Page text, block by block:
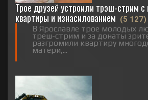
Трое друзей устроили трэш-стрим с
квартиры и изнасилованием (5 127)
В Ярославле трое молодых
треш-стрим и за донаты
разгромили квартиру
матери,...